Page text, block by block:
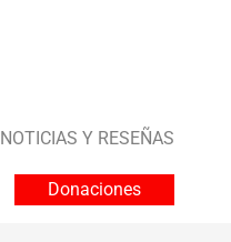
NOTICIAS Y RESEÑAS
Donaciones